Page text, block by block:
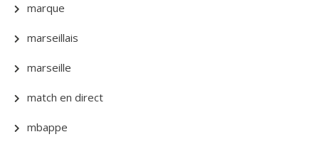
marque
marseillais
marseille
match en direct
mbappe